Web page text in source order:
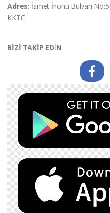
Adres: İsmet İnonü Bulvarı
KKTC
BİZİ TAKİP EDİN